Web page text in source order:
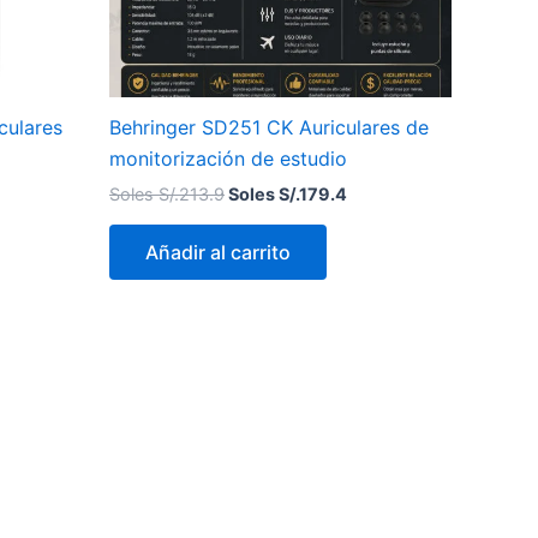
Behringer SD251 CK Auriculares de
monitorización de estudio
Soles S/.213.9Soles S/.179.4
Añadir al carrito